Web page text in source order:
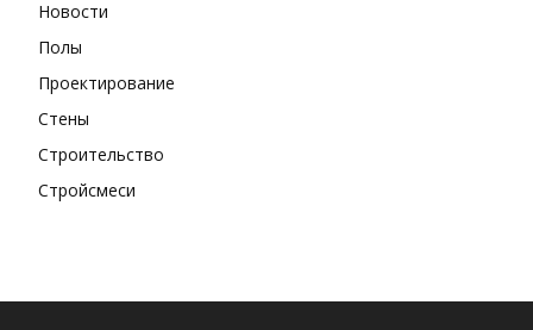
Новости
Полы
Проектирование
Стены
Строительство
Стройсмеси